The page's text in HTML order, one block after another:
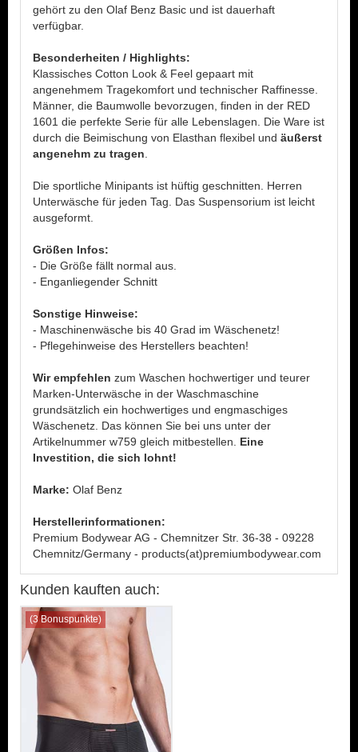
gehört zu den Olaf Benz Basic und ist dauerhaft
verfügbar.
Besonderheiten / Highlights:
Klassisches Cotton Look & Feel gepaart mit
angenehmem Tragekomfort und technischer Raffinesse.
Männer, die Baumwolle bevorzugen, finden in der RED
1601 die perfekte Serie für alle Lebenslagen. Die Ware ist
durch die Beimischung von Elasthan flexibel und äußerst
angenehm zu tragen
Die sportliche Minipants ist hüftig geschnitten. Herren
Unterwäsche für jeden Tag. Das Suspensorium ist leicht
ausgeformt.
Größen Infos:
- Die Größe fällt normal aus.
- Enganliegender Schnitt
Sonstige Hinweise:
- Maschinenwäsche bis 40 Grad im Wäschenetz!
- Pflegehinweise des Herstellers beachten!
Wir empfehlen zum Waschen hochwertiger und teurer
Marken-Unterwäsche in der Waschmaschine
grundsätzlich ein hochwertiges und engmaschiges
Wäschenetz. Das können Sie bei uns unter der
Artikelnummer w759 gleich mitbestellen. Eine
Investition, die sich lohnt!
Marke: Olaf Benz
Herstellerinformationen:
Premium Bodywear AG - Chemnitzer Str. 36-38 - 09228
Chemnitz/Germany - products(at)premiumbodywear.com
Kunden kauften auch:
(3 Bonuspunkte)